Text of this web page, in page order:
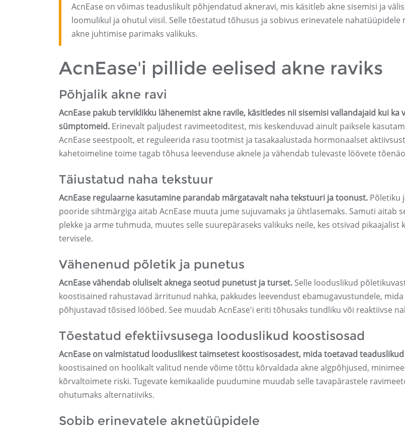
AcnEase on võimas teaduslikult põhjendatud akneravi, mis käsitleb akne sisemisi ja
loomulikul ja ohutul viisil. Selle tõestatud tõhusus ja sobivus erinevatele nahatüüpidele
akne juhtimise parimaks valikuks.
AcnEase'i pillide eelised akne raviks
Põhjalik akne ravi
AcnEase pakub terviklikku lähenemist akne ravile, käsitledes nii sisemisi vallandajaid kui ka
sümptomeid. Erinevalt paljudest ravimeetoditest, mis keskenduvad ainult paiksele
AcnEase seestpoolt, et reguleerida rasu tootmist ja tasakaalustada hormonaalset
kahetoimeline toime tagab tõhusa leevenduse aknele ja vähendab tulevaste löövete
Täiustatud naha tekstuur
AcnEase regulaarne kasutamine parandab märgatavalt naha tekstuuri ja toonust. Põletiku
pooride sihtmärgiga aitab AcnEase muuta jume sujuvamaks ja ühtlasemaks. Samuti aitab
plekke ja arme tuhmuda, muutes selle suurepäraseks valikuks neile, kes otsivad pikaajalist
tervisele.
Vähenenud põletik ja punetus
AcnEase vähendab oluliselt aknega seotud punetust ja turset. Selle looduslikud
koostisained rahustavad ärritunud nahka, pakkudes leevendust ebamugavustundele, mida
põhjustavad tõsised lööbed. See muudab AcnEase'i eriti tõhusaks tundliku või reaktiivse
Tõestatud efektiivsusega looduslikud koostisosad
AcnEase on valmistatud looduslikest taimsetest koostisosadest, mida toetavad
koostisained on hoolikalt valitud nende võime tõttu kõrvaldada akne algpõhjused,
kõrvaltoimete riski. Tugevate kemikaalide puudumine muudab selle tavapärastele
ohutumaks alternatiiviks.
Sobib erinevatele aknetüüpidele